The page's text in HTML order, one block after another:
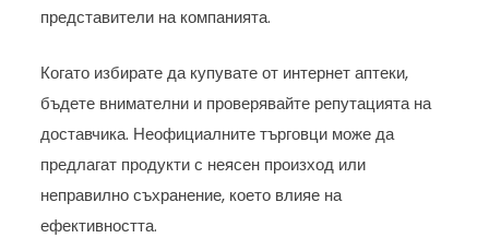
представители на компанията.
Когато избирате да купувате от интернет аптеки,
бъдете внимателни и проверявайте репутацията на
доставчика. Неофициалните търговци може да
предлагат продукти с неясен произход или
неправилно съхранение, което влияе на
ефективността.